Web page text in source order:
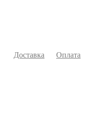
Доставка Оплата